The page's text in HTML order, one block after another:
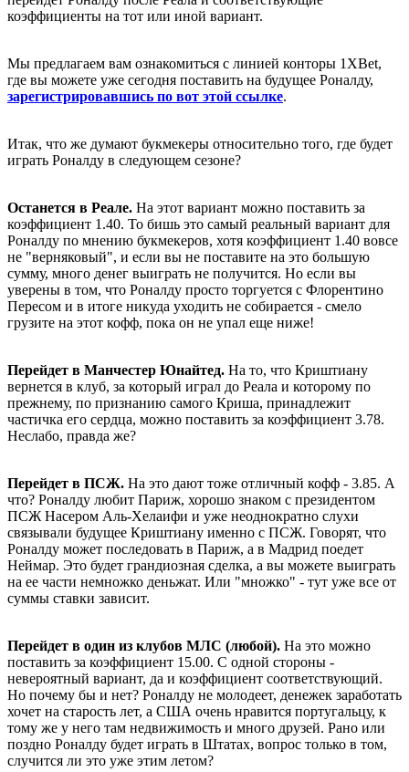
коэффициенты на тот или иной вариант.
Мы предлагаем вам ознакомиться с линией конторы 1XBet,
где вы можете уже сегодня поставить на будущее Роналду,
зарегистрировавшись по вот этой ссылке.
Итак, что же думают букмекеры относительно того, где будет
играть Роналду в следующем сезоне?
Останется в Реале. На этот вариант можно поставить за
коэффициент 1.40. То бишь это самый реальный вариант для
Роналду по мнению букмекеров, хотя коэффициент 1.40 вовсе
не "верняковый", и если вы не поставите на это большую
сумму, много денег выиграть не получится. Но если вы
уверены в том, что Роналду просто торгуется с Флорентино
Пересом и в итоге никуда уходить не собирается - смело
грузите на этот кофф, пока он не упал еще ниже!
Перейдет в Манчестер Юнайтед. На то, что Криштиану
вернется в клуб, за который играл до Реала и которому по
прежнему, по признанию самого Криша, принадлежит
частичка его сердца, можно поставить за коэффициент 3.78.
Неслабо, правда же?
Перейдет в ПСЖ. На это дают тоже отличный кофф - 3.85. А
что? Роналду любит Париж, хорошо знаком с президентом
ПСЖ Насером Аль-Хелаифи и уже неоднократно слухи
связывали будущее Криштиану именно с ПСЖ. Говорят, что
Роналду может последовать в Париж, а в Мадрид поедет
Неймар. Это будет грандиозная сделка, а вы можете выиграть
на ее части немножко деньжат. Или "множко" - тут уже все от
суммы ставки зависит.
Перейдет в один из клубов МЛС (любой). На это можно
поставить за коэффициент 15.00. С одной стороны -
невероятный вариант, да и коэффициент соответствующий.
Но почему бы и нет? Роналду не молодеет, денежек заработать
хочет на старость лет, а США очень нравится португальцу, к
тому же у него там недвижимость и много друзей. Рано или
поздно Роналду будет играть в Штатах, вопрос только в том,
случится ли это уже этим летом?